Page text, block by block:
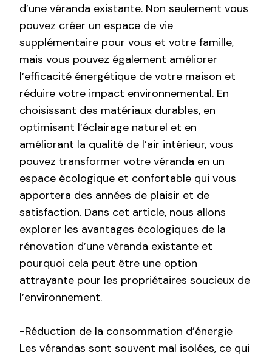
d’une véranda existante. Non seulement vous
pouvez créer un espace de vie
supplémentaire pour vous et votre famille,
mais vous pouvez également améliorer
l’efficacité énergétique de votre maison et
réduire votre impact environnemental. En
choisissant des matériaux durables, en
optimisant l’éclairage naturel et en
améliorant la qualité de l’air intérieur, vous
pouvez transformer votre véranda en un
espace écologique et confortable qui vous
apportera des années de plaisir et de
satisfaction. Dans cet article, nous allons
explorer les avantages écologiques de la
rénovation d’une véranda existante et
pourquoi cela peut être une option
attrayante pour les propriétaires soucieux de
l’environnement.
-Réduction de la consommation d’énergie
Les vérandas sont souvent mal isolées, ce qui